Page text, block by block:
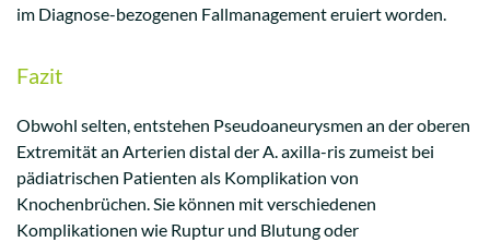
im Diagnose-bezogenen Fallmanagement eruiert worden.
Fazit
Obwohl selten, entstehen Pseudoaneurysmen an der oberen
Extremität an Arterien distal der A. axilla-ris zumeist bei
pädiatrischen Patienten als Komplikation von
Knochenbrüchen. Sie können mit verschiedenen
Komplikationen wie Ruptur und Blutung oder